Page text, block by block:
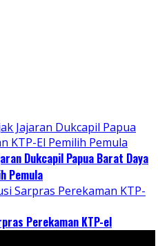
Dukcapil Papua Barat Daya
Pemula
Perekaman KTP-el